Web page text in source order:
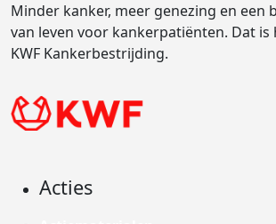
Minder kanker, meer genezing en een
van leven voor kankerpatiënten. Dat is
KWF Kankerbestrijding.
Acties